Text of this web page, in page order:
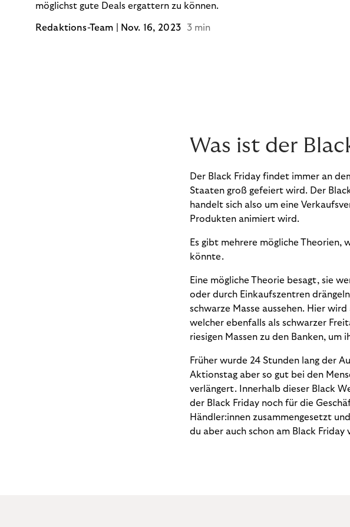
möglichst gute Deals ergattern zu können.
Redaktions-Team | Nov. 16, 2023 3 min
Was ist der
Der Black Friday findet immer an
Staaten groß gefeiert wird. Der
handelt sich also um eine
Produkten animiert wird.
Es gibt mehrere mögliche Theorien,
könnte.
Eine mögliche Theorie besagt, sie
oder durch Einkaufszentren
schwarze Masse aussehen. Hier
welcher ebenfalls als schwarzer
riesigen Massen zu den Banken, um
Früher wurde 24 Stunden lang der
Aktionstag aber so gut bei den
verlängert. Innerhalb dieser Black
der Black Friday noch für die
Händler:innen zusammengesetzt
du aber auch schon am Black